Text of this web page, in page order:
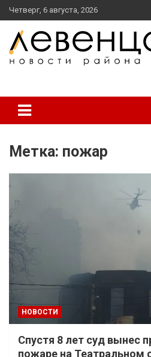
перейти
к
содержанию
Четверг, 6 августа, 2026
Метка: пожар
НОВОСТИ
Спустя 8 лет суд вынес
пожаре на Театральном